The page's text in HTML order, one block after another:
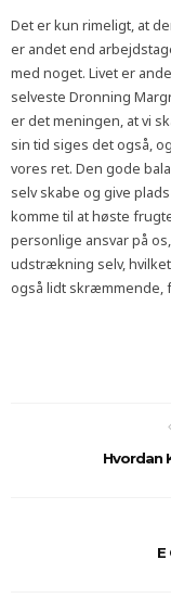
Det er kun rimeligt, at
er andet end
med noget. Livet er
selveste Dronning
er det meningen, at vi
sin tid siges det også,
vores ret. Den gode
selv skabe og give
komme til at høste
personlige ansvar på
udstrækning selv,
også lidt skræmmende,
Hvordan